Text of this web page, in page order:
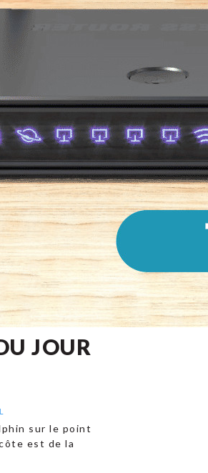
JOUR
sur le point
est de la